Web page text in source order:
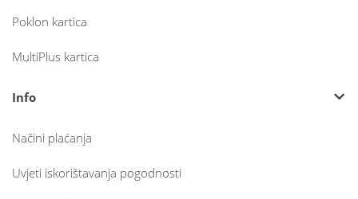
Poklon kartica
MultiPlus kartica
Info
Načini plaćanja
Uvjeti iskorištavanja pogodnosti